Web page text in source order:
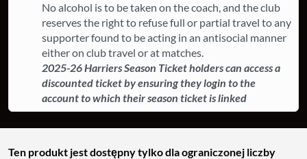
​No alcohol is to be taken on the coach, and the club
reserves the right to refuse full or partial travel to any
supporter found to be acting in an antisocial manner
either on club travel or at matches.
2025-26 Harriers Season Ticket holders can access a
discounted ticket by ensuring they login to the
account to which their season ticket is linked
Ten produkt jest dostępny tylko dla ograniczonej liczby